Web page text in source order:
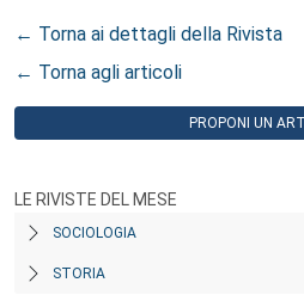
← Torna ai dettagli della Rivista
← Torna agli articoli
PROPONI UN
LE RIVISTE DEL MESE
SOCIOLOGIA
STORIA